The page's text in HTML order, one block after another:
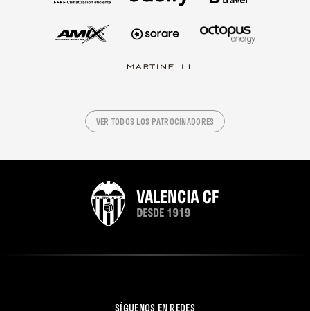
VER TODOS LOS PATROCINADORES
SÍGUENOS EN REDES